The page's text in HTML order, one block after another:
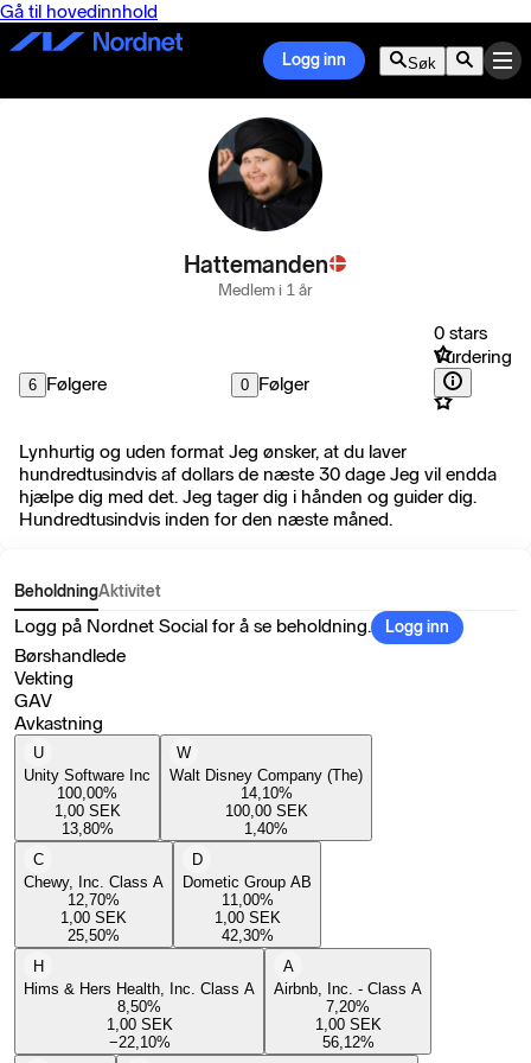
Gå til hovedinnhold
Logg inn Søk
Hattemanden
Medlem i 1 år
6 Følgere 0 Følger
0 stars
Vurdering
Lynhurtig og uden format Jeg ønsker, at du laver
hundredtusindvis af dollars de næste 30 dage Jeg vil endda
hjælpe dig med det. Jeg tager dig i hånden og guider dig.
Hundredtusindvis inden for den næste måned.
BeholdningAktivitet
Logg på Nordnet Social for å se beholdning. Logg inn
Børshandlede
Vekting
GAV
Avkastning
U
Unity Software Inc
100,00%
1,00 SEK
13,80%
W
Walt Disney Company (The)
14,10%
100,00 SEK
1,40%
C
Chewy, Inc. Class A
12,70%
1,00 SEK
25,50%
D
Dometic Group AB
11,00%
1,00 SEK
42,30%
H
Hims & Hers Health, Inc. Class A
8,50%
1,00 SEK
−22,10%
A
Airbnb, Inc. - Class A
7,20%
1,00 SEK
56,12%